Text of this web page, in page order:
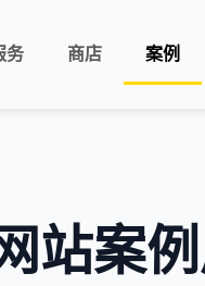
务 商店 案例
站案